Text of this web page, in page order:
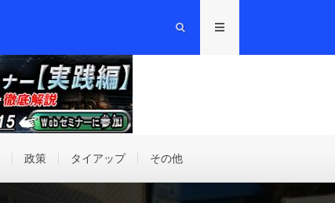
政策 タイアップ その他